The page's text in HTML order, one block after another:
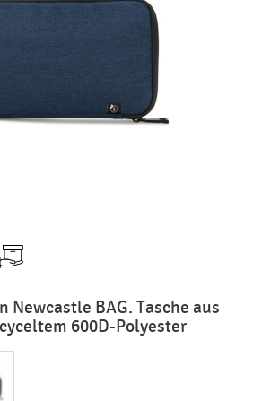
Newcastle BAG. Tasche aus
600D-Polyester